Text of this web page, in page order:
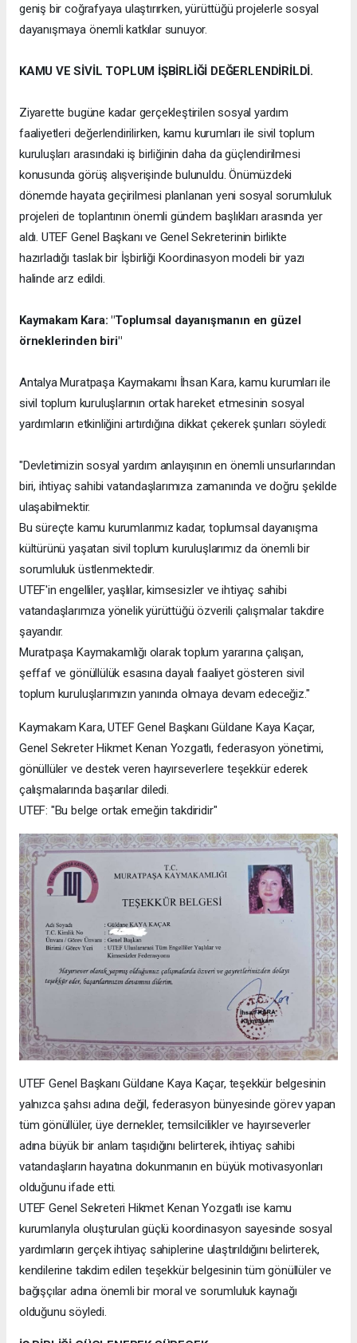
geniş bir coğrafyaya ulaştırırken, yürüttüğü projelerle sosyal
dayanışmaya önemli katkılar sunuyor.
KAMU VE SİVİL TOPLUM İŞBİRLİĞİ DEĞERLENDİRİLDİ.
Ziyarette bugüne kadar gerçekleştirilen sosyal yardım
faaliyetleri değerlendirilirken, kamu kurumları ile sivil toplum
kuruluşları arasındaki iş birliğinin daha da güçlendirilmesi
konusunda görüş alışverişinde bulunuldu. Önümüzdeki
dönemde hayata geçirilmesi planlanan yeni sosyal sorumluluk
projeleri de toplantının önemli gündem başlıkları arasında yer
aldı. UTEF Genel Başkanı ve Genel Sekreterinin birlikte
hazırladığı taslak bir İşbirliği Koordinasyon modeli bir yazı
halinde arz edildi.
Kaymakam Kara: "Toplumsal dayanışmanın en güzel
örneklerinden biri"
Antalya Muratpaşa Kaymakamı İhsan Kara, kamu kurumları ile
sivil toplum kuruluşlarının ortak hareket etmesinin sosyal
yardımların etkinliğini artırdığına dikkat çekerek şunları söyledi:
"Devletimizin sosyal yardım anlayışının en önemli unsurlarından
biri, ihtiyaç sahibi vatandaşlarımıza zamanında ve doğru şekilde
ulaşabilmektir.
Bu süreçte kamu kurumlarımız kadar, toplumsal dayanışma
kültürünü yaşatan sivil toplum kuruluşlarımız da önemli bir
sorumluluk üstlenmektedir.
UTEF'in engelliler, yaşlılar, kimsesizler ve ihtiyaç sahibi
vatandaşlarımıza yönelik yürüttüğü özverili çalışmalar takdire
şayandır.
Muratpaşa Kaymakamlığı olarak toplum yararına çalışan,
şeffaf ve gönüllülük esasına dayalı faaliyet gösteren sivil
toplum kuruluşlarımızın yanında olmaya devam edeceğiz."
Kaymakam Kara, UTEF Genel Başkanı Güldane Kaya Kaçar,
Genel Sekreter Hikmet Kenan Yozgatlı, federasyon yönetimi,
gönüllüler ve destek veren hayırseverlere teşekkür ederek
çalışmalarında başarılar diledi.
UTEF: "Bu belge ortak emeğin takdiridir"
UTEF Genel Başkanı Güldane Kaya Kaçar, teşekkür belgesinin
yalnızca şahsı adına değil, federasyon bünyesinde görev yapan
tüm gönüllüler, üye dernekler, temsilcilikler ve hayırseverler
adına büyük bir anlam taşıdığını belirterek, ihtiyaç sahibi
vatandaşların hayatına dokunmanın en büyük motivasyonları
olduğunu ifade etti.
UTEF Genel Sekreteri Hikmet Kenan Yozgatlı ise kamu
kurumlarıyla oluşturulan güçlü koordinasyon sayesinde sosyal
yardımların gerçek ihtiyaç sahiplerine ulaştırıldığını belirterek,
kendilerine takdim edilen teşekkür belgesinin tüm gönüllüler ve
bağışçılar adına önemli bir moral ve sorumluluk kaynağı
olduğunu söyledi.